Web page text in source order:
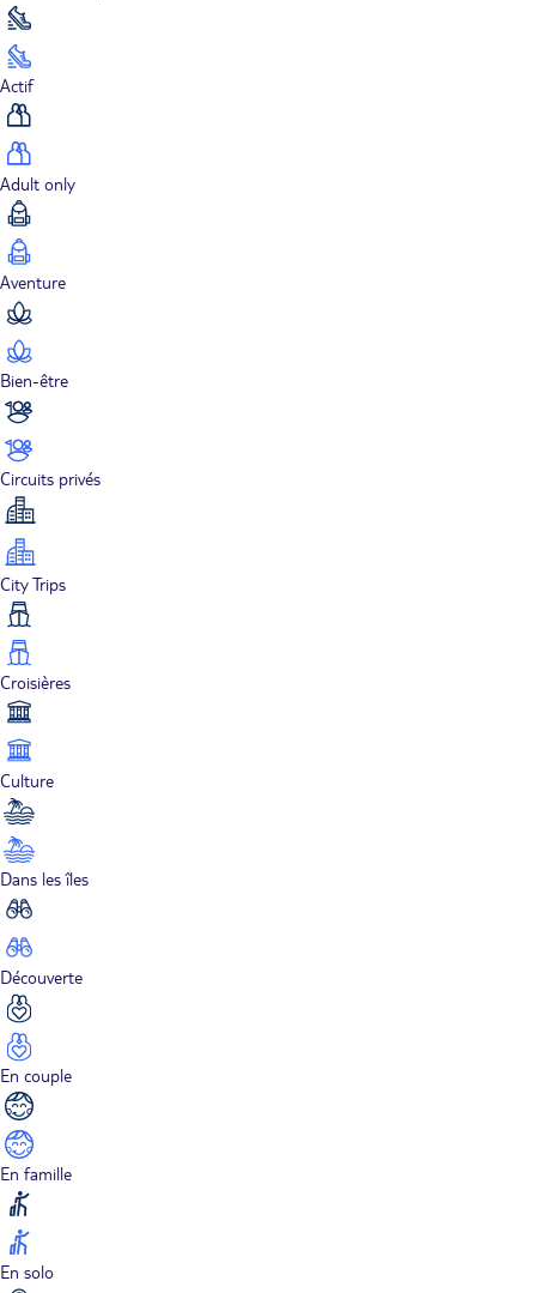
Actif
Adult only
Aventure
Bien-être
Circuits privés
City Trips
Croisières
Culture
Dans les îles
Découverte
En couple
En famille
En solo